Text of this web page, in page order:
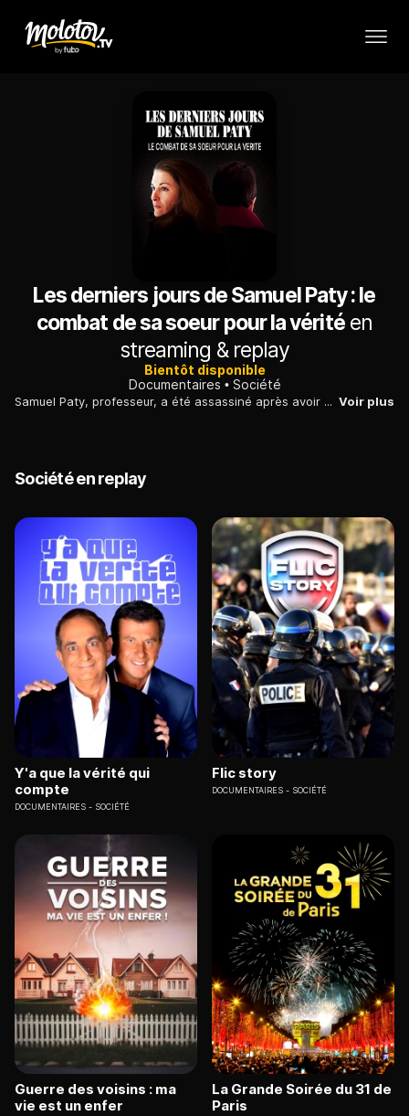
Les derniers jours de Samuel Paty : le
combat de sa soeur pour la véritéen
streaming & replay
Bientôt disponible
Documentaires
Société
Samuel Paty, professeur, a été assassiné après avoir montré des caricatures en classe. Sa soeur Mickaëlle recherche la vérité et défend la laïcité à l'école. Voir plus
Société en replay
Y'a que la vérité qui
compte
DOCUMENTAIRES SOCIÉTÉ
Flic story
DOCUMENTAIRES SOCIÉTÉ
Guerre des voisins : ma
vie est un enfer
La Grande Soirée du 31 de
Paris